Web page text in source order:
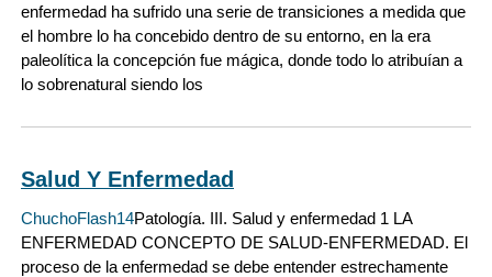
enfermedad ha sufrido una serie de transiciones a medida que
el hombre lo ha concebido dentro de su entorno, en la era
paleolítica la concepción fue mágica, donde todo lo atribuían a
lo sobrenatural siendo los
Salud Y Enfermedad
ChuchoFlash14Patología. III. Salud y enfermedad 1 LA
ENFERMEDAD CONCEPTO DE SALUD-ENFERMEDAD. El
proceso de la enfermedad se debe entender estrechamente